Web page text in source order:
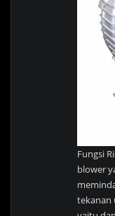
Fungsi
blower
tekanan